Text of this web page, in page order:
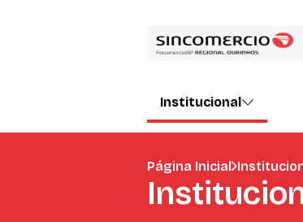
Institucional
Página Inicial